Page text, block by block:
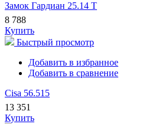
Замок Гардиан 25.14 Т
8 788
Купить
Быстрый просмотр
Добавить в избранное
Добавить в сравнение
Cisa 56.515
13 351
Купить